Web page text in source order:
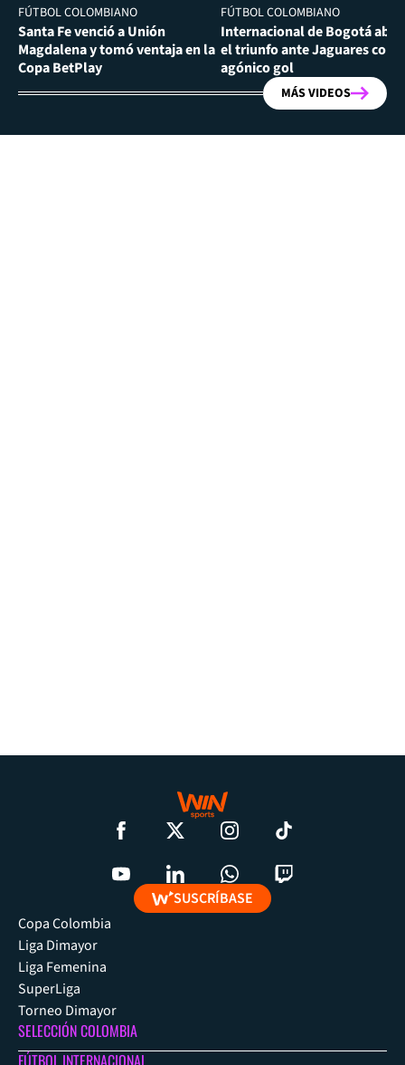
FÚTBOL COLOMBIANO
Santa Fe venció a Unión
Magdalena y tomó ventaja en la
Copa BetPlay
FÚTBOL COLOMBIANO
Internacional de Bogotá
el triunfo ante Jaguares con
agónico gol
MÁS VIDEOS
SUSCRÍBASE
Copa Colombia
Liga Dimayor
Liga Femenina
SuperLiga
Torneo Dimayor
SELECCIÓN COLOMBIA
FÚTBOL INTERNACIONAL